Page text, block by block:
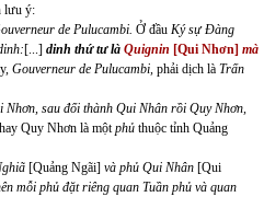
lưu ý:
de Pulucambi. Ở đầu Ký sự Đàng
[...] dinh thứ tư là Quignin [Qui Nhơn] mà
Gouverneur de Pulucambi, phải dịch là Trấn
Nhơn, sau đổi thành Qui Nhân rồi Quy Nhơn,
Quy Nhơn là mộtphủ thuộc tỉnh Quảng
[Quảng Ngãi] và phủ Qui Nhân [Qui
mỗi phủ đặt riêng quan Tuần phủ và quan